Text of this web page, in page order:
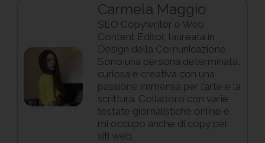
Carmela Maggio
SEO Copywriter e Web
Content Editor, laureata in
Design della Comunicazione.
Sono una persona determinata,
curiosa e creativa con una
passione immensa per l’arte e la
scrittura. Collaboro con varie
testate giornalistiche online e
mi occupo anche di copy per
siti web.